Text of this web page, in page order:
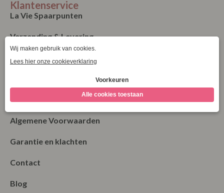
Klantenservice
La Vie Spaarpunten
Verzending & Levering
Retourneren
Betalen
Algemene Voorwaarden
Garantie en klachten
Contact
Blog